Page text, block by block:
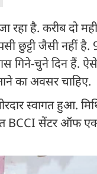
रहा है. करीब दो
छुट्टी जैसी नहीं
गिने-चुने दिन हैं.
का अवसर चाहिए.
स्वागत हुआ.
BCCI सेंटर ऑफ